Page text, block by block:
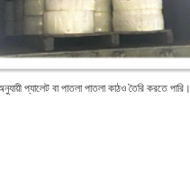
প্যালেট বা পাতলা পাতলা কাঠও তৈরি করতে পারি।